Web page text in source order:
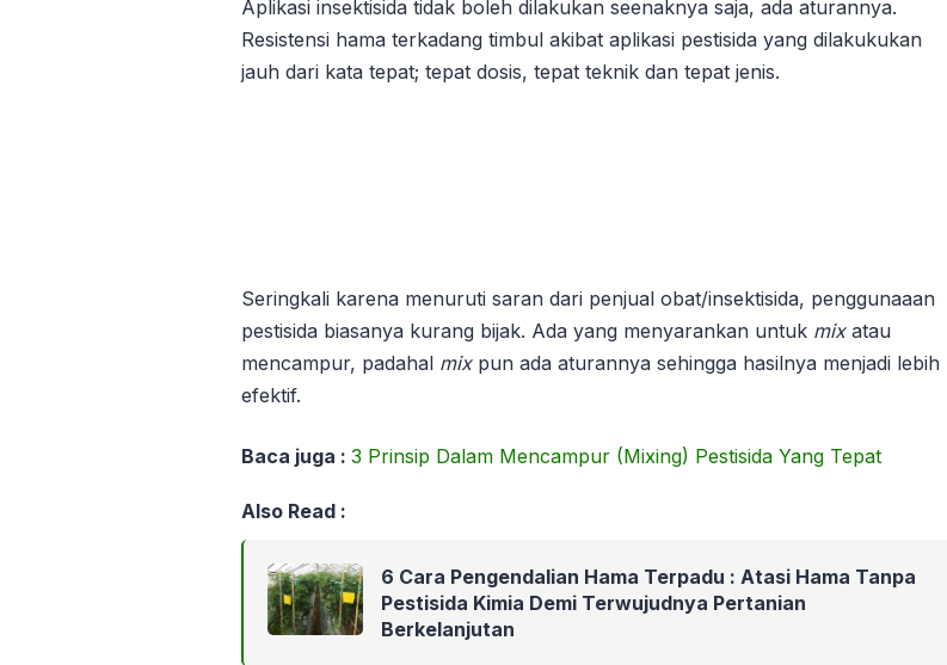
Aplikasi insektisida tidak boleh dilakukan seenaknya saja, ada aturannya.
Resistensi hama terkadang timbul akibat aplikasi pestisida yang dilakukukan
jauh dari kata tepat; tepat dosis, tepat teknik dan tepat jenis.
Seringkali karena menuruti saran dari penjual obat/insektisida, penggunaaan
pestisida biasanya kurang bijak. Ada yang menyarankan untuk mixatau
mencampur, padahal mixpun ada aturannya sehingga hasilnya menjadi lebih
efektif.
Baca juga : 3 Prinsip Dalam Mencampur (Mixing) Pestisida Yang Tepat
Also Read :
6 Cara Pengendalian Hama Terpadu : Atasi Hama Tanpa
Pestisida Kimia Demi Terwujudnya Pertanian
Berkelanjutan